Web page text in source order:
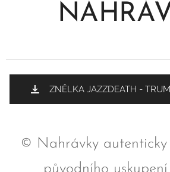
ZNĚLKA JAZZDEATH -
© Nahrávky autenticky
původního